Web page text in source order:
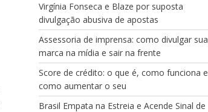
Virgínia Fonseca e Blaze por suposta
divulgação abusiva de apostas
Assessoria de imprensa: como divulgar sua
marca na mídia e sair na frente
Score de crédito: o que é, como funciona e
como aumentar o seu
Brasil Empata na Estreia e Acende Sinal de